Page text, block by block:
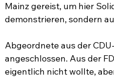
Mainz gereist, um hier
demonstrieren, sondern
Abgeordnete aus der
angeschlossen. Aus der
eigentlich nicht wollte,